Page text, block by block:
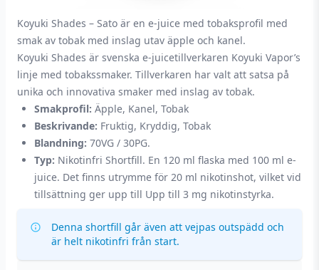
Koyuki Shades – Sato är en e-juice med tobaksprofil med
smak av tobak med inslag utav äpple och kanel.
Koyuki Shades är svenska e-juicetillverkaren Koyuki Vapor’s
linje med tobakssmaker. Tillverkaren har valt att satsa på
unika och innovativa smaker med inslag av tobak.
Smakprofil: Äpple, Kanel, Tobak
Beskrivande: Fruktig, Kryddig, Tobak
Blandning: 70VG / 30PG.
Typ: Nikotinfri Shortfill. En 120 ml flaska med 100 ml e-
juice. Det finns utrymme för 20 ml nikotinshot, vilket vid
tillsättning ger upp till Upp till 3 mg nikotinstyrka.
Denna shortfill går även att vejpas outspädd och
är helt nikotinfri från start.